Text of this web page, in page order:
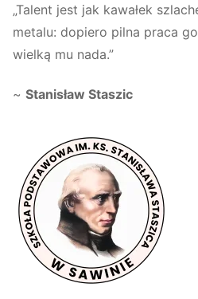
„Talent jest jak kawałek
metalu: dopiero pilna praca
wielką mu nada.”
~ Stanisław Staszic